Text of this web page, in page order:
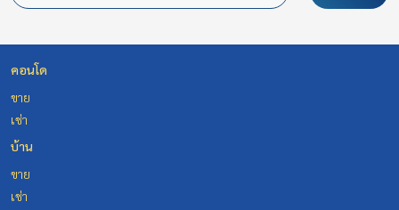
คอนโด
ขาย
เช่า
บ้าน
ขาย
เช่า